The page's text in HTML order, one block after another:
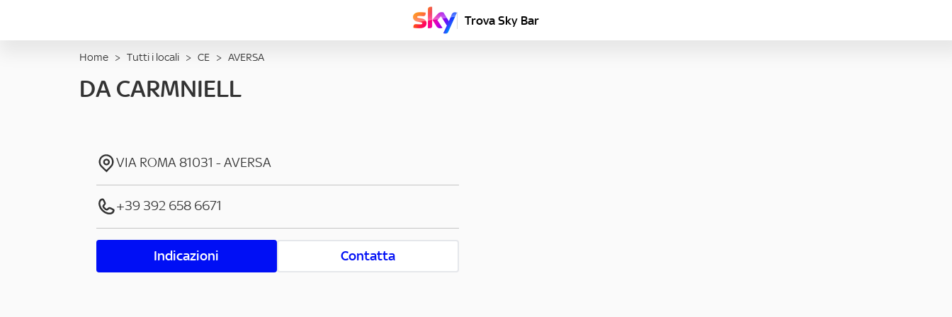
Trova Sky Bar
Home > Tutti i locali > CE > AVERSA
DA CARMNIELL
VIA ROMA81031 -AVERSA
+39 392 658 6671
Indicazioni Contatta